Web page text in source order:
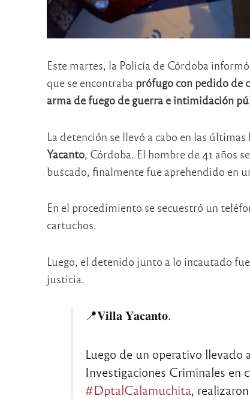
Este martes, la Policía de Córdoba
que se encontraba prófugo con pedido de
arma de fuego de guerra e intimidación
La detención se llevó a cabo en las
Yacanto, Córdoba. El hombre de 41 años
buscado, finalmente fue aprehendido en
En el procedimiento se secuestró un
cartuchos.
Luego, el detenido junto a lo incautado
justicia.
📍𝐕𝐢𝐥𝐥𝐚 𝐘𝐚𝐜𝐚𝐧𝐭𝐨.
Luego de un operativo llevado
Investigaciones Criminales en
#DptalCalamuchita,